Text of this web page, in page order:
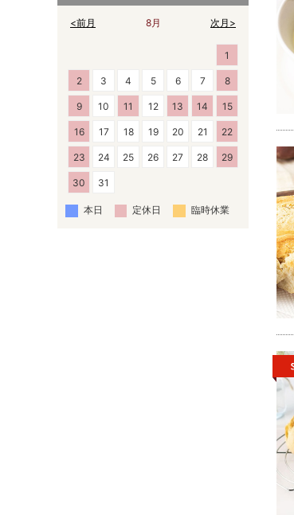
8月
<前月 次月>
1
2 3 4 5 6 7 8
9 10 11 12 13 14 15
16 17 18 19 20 21 22
23 24 25 26 27 28 29
30 31
本日 定休日 臨時休業